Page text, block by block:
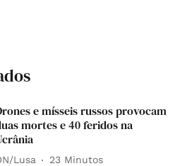
e mísseis russos provocam
mortes e 40 feridos na
Lusa 23 Minutos